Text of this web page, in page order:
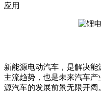
应用
新能源电动汽车，是解决
主流趋势，也是未来汽车
源汽车的发展前景无限开